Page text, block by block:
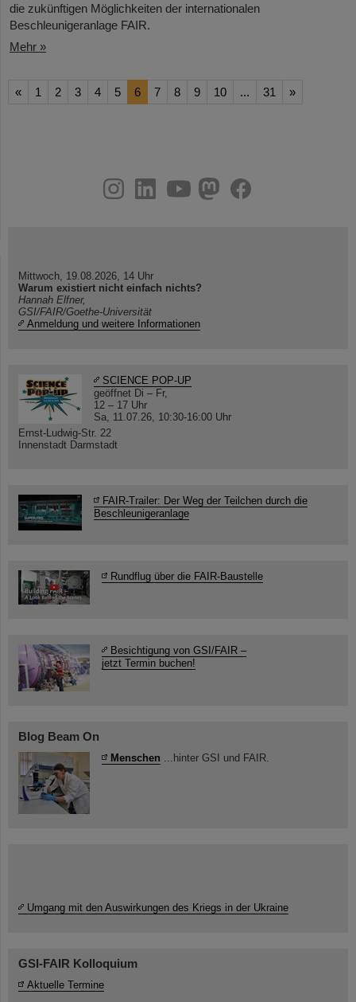
die zukünftigen Möglichkeiten der internationalen
Beschleunigeranlage FAIR.
Mehr »
« 1 2 3 4 5 6 7 8 9 10 ... 31 »
youtube
helmholtz.social
facebook
Mittwoch, 19.08.2026, 14 Uhr
Warum existiert nicht einfach nichts?
Hannah Elfner,
GSI/FAIR/Goethe-Universität
Anmeldung und weitere Informationen
SCIENCE POP-UP
geöffnet Di – Fr,
12 – 17 Uhr
Sa, 11.07.26, 10:30-16:00 Uhr
Ernst-Ludwig-Str. 22
Innenstadt Darmstadt
FAIR-Trailer: Der Weg der Teilchen durch die
Beschleunigeranlage
Rundflug über die FAIR-Baustelle
Besichtigung von GSI/FAIR –
jetzt Termin buchen!
Blog Beam On
Menschen ...hinter GSI und FAIR.
Umgang mit den Auswirkungen des Kriegs in der Ukraine
GSI-FAIR Kolloquium
Aktuelle Termine